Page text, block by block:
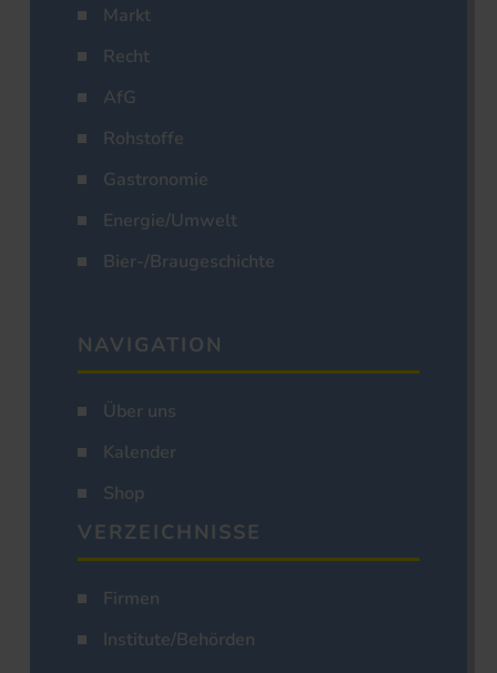
Markt
Recht
AfG
Rohstoffe
Gastronomie
Energie/Umwelt
Bier-/Braugeschichte
NAVIGATION
Über uns
Kalender
Shop
VERZEICHNISSE
Firmen
Institute/Behörden